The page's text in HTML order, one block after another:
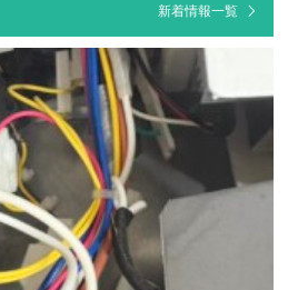
新着情報一覧